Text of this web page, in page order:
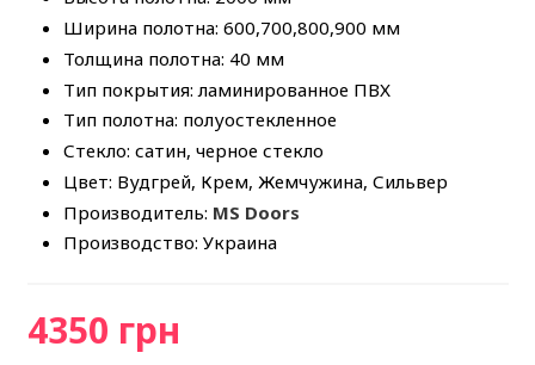
Ширина полотна: 600,700,800,900 мм
Толщина полотна: 40 мм
Тип покрытия: ламинированное ПВХ
Тип полотна: полуостекленное
Стекло: сатин, черное стекло
Цвет: Вудгрей, Крем, Жемчужина, Сильвер
Производитель: MS Doors
Производство: Украина
4350 грн